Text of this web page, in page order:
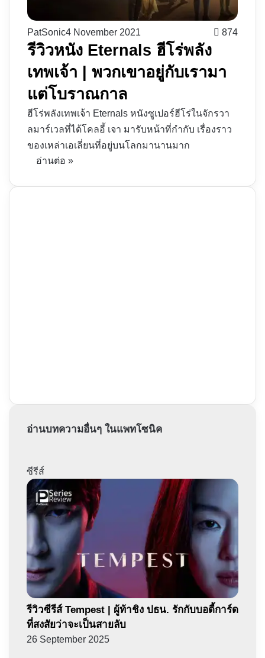
PatSonic4 November 2021 874
รีวิวหนัง Eternals ฮีโร่พลัง
เทพเจ้า | พวกเขาอยู่กับเรามา
แต่โบราณกาล
ฮีโร่พลังเทพเจ้า Eternals หนังซูเปอร์ฮีโร่ในจักรวา
ลมาร์เวลที่ได้โคลอี้ เจา มารับหน้าที่กำกับ เรื่องราว
ของเหล่าเอเลี่ยนที่อยู่บนโลกมานานมาก
อ่านต่อ »
อ่านบทความอื่นๆ ในแพทโซนิค
ซีรีส์
รีวิวซีรีส์ Tempest | ผู้ท้าชิง ปธน. รักกับบอดี้การ์ด
ที่สงสัยว่าจะเป็นสายลับ
26 September 2025